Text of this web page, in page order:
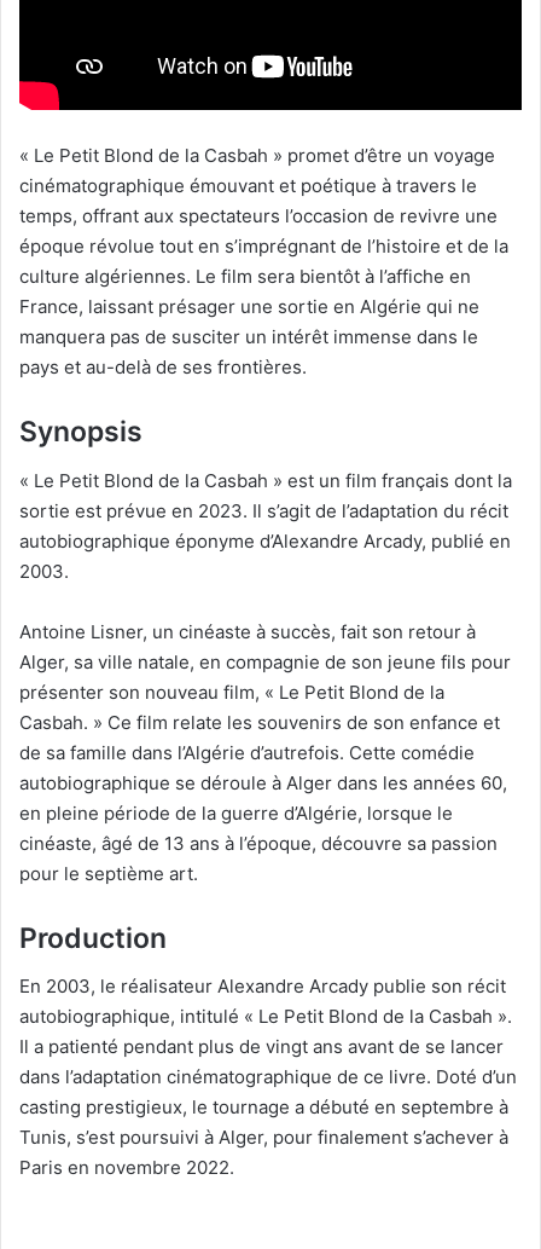
« Le Petit Blond de la Casbah » promet d’être un voyage
cinématographique émouvant et poétique à travers le
temps, offrant aux spectateurs l’occasion de revivre une
époque révolue tout en s’imprégnant de l’histoire et de la
culture algériennes. Le film sera bientôt à l’affiche en
France, laissant présager une sortie en Algérie qui ne
manquera pas de susciter un intérêt immense dans le
pays et au-delà de ses frontières.
Synopsis
« Le Petit Blond de la Casbah » est un film français dont la
sortie est prévue en 2023. Il s’agit de l’adaptation du récit
autobiographique éponyme d’Alexandre Arcady, publié en
2003.
Antoine Lisner, un cinéaste à succès, fait son retour à
Alger, sa ville natale, en compagnie de son jeune fils pour
présenter son nouveau film, « Le Petit Blond de la
Casbah. » Ce film relate les souvenirs de son enfance et
de sa famille dans l’Algérie d’autrefois. Cette comédie
autobiographique se déroule à Alger dans les années 60,
en pleine période de la guerre d’Algérie, lorsque le
cinéaste, âgé de 13 ans à l’époque, découvre sa passion
pour le septième art.
Production
En 2003, le réalisateur Alexandre Arcady publie son récit
autobiographique, intitulé « Le Petit Blond de la Casbah ».
Il a patienté pendant plus de vingt ans avant de se lancer
dans l’adaptation cinématographique de ce livre. Doté d’un
casting prestigieux, le tournage a débuté en septembre à
Tunis, s’est poursuivi à Alger, pour finalement s’achever à
Paris en novembre 2022.